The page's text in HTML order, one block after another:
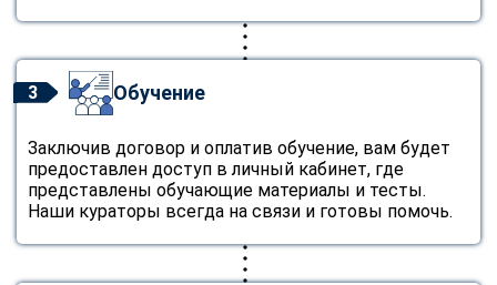
3 Обучение
Заключив договор и оплатив обучение, вам будет
предоставлен доступ в личный кабинет, где
представлены обучающие материалы и тесты.
Наши кураторы всегда на связи и готовы помочь.